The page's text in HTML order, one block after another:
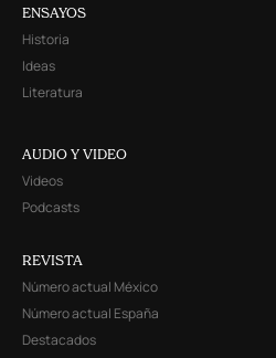
ENSAYOS
Historia
Ideas
Literatura
AUDIO Y VIDEO
Videos
Podcasts
REVISTA
Número actual México
Número actual España
Destacados